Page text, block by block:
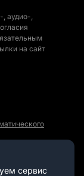
, аудио-,
на сайт
сервис